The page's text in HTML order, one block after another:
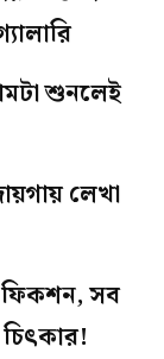
শুনলেই
লেখা
ফিকশন, সব